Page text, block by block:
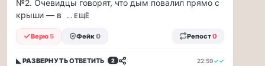
время
семьей
и
по...
№2. Очевидцы говорят, что дым повалил прямо с
крыши — в
... ЕЩЁ
Верю 5 Фейк0 Репост0
◣ РАЗВЕРНУТЬОТВЕТИТЬ 2 22:59✓✓